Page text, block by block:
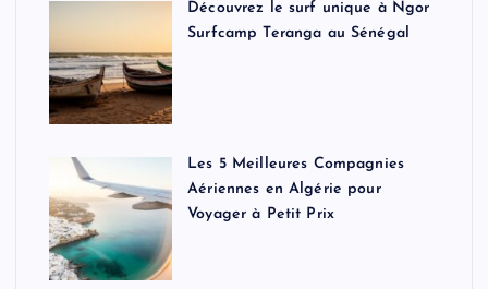
Découvrez le surf unique à Ngor
Surfcamp Teranga au Sénégal
Les 5 Meilleures Compagnies
Aériennes en Algérie pour
Voyager à Petit Prix